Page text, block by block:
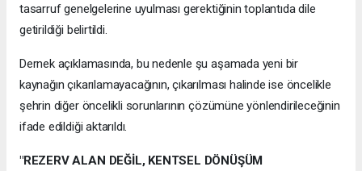
tasarruf genelgelerine uyulması gerektiğinin toplantıda dile
getirildiği belirtildi.
Dernek açıklamasında, bu nedenle şu aşamada yeni bir
kaynağın çıkarılamayacağının, çıkarılması halinde ise öncelikle
şehrin diğer öncelikli sorunlarının çözümüne yönlendirileceğinin
ifade edildiği aktarıldı.
"REZERV ALAN DEĞİL, KENTSEL DÖNÜŞÜM